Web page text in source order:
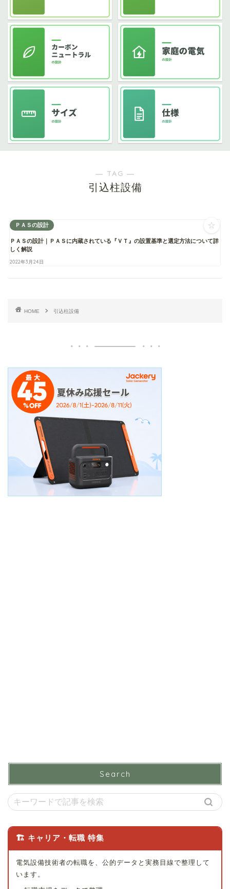
― TAG ―
引込柱設備
ＰＡＳの設計
ＰＡＳの設計｜ＰＡＳに内蔵されている『ＶＴ』の設置基準と選定方法について詳
しく解説
2022年3月24日
☆
HOME 引込柱設備
Search
🏗 キャリア・転職 特集
電気設備技術者の転職を、公的データと実務目線で整理して
います。